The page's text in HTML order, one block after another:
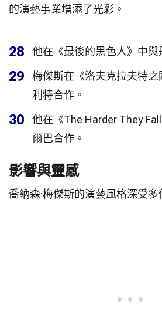
的演藝事業增添了光彩。
28 他在《最後的黑色人》中與
29
梅傑斯在《洛夫克拉夫特之
利特合作。
30
他在《The Harder They
爾巴合作。
影響與靈感
喬納森·梅傑斯的演藝風格深受多